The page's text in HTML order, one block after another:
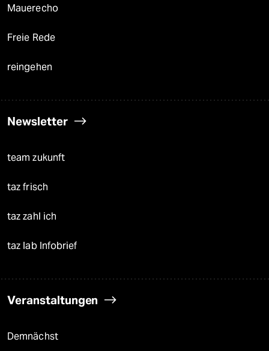
Mauerecho
Freie Rede
reingehen
Newsletter
team zukunft
taz frisch
taz zahl ich
taz lab Infobrief
Veranstaltungen
Demnächst